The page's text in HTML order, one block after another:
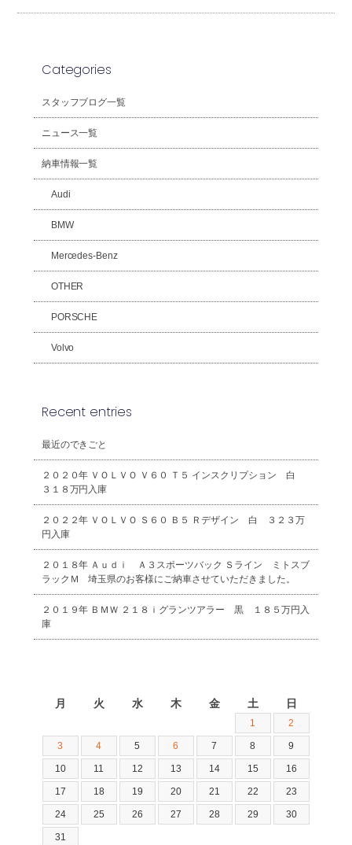
Categories
スタッフブログ一覧
ニュース一覧
納車情報一覧
Audi
BMW
Mercedes-Benz
OTHER
PORSCHE
Volvo
Recent entries
最近のできごと
２０２０年 ＶＯＬＶＯ Ｖ６０ Ｔ５ インスクリプション 白
３１８万円入庫
２０２２年 ＶＯＬＶＯ Ｓ６０ Ｂ５ Ｒデザイン 白 ３２３万
円入庫
２０１８年 Ａｕｄｉ Ａ３スポーツバック Ｓライン ミトスブ
ラックＭ 埼玉県のお客様にご納車させていただきました。
２０１９年 ＢＭＷ ２１８ｉグランツアラー 黒 １８５万円入
庫
月 火 水 木 金 土 日
1 2
3 4 5 6 7 8 9
10 11 12 13 14 15 16
17 18 19 20 21 22 23
24 25 26 27 28 29 30
31